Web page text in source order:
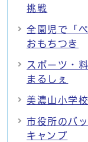
挑戦
全園児で「
おもちつき
スポーツ・
まるしぇ
美濃山小学
市役所のバ
キャンプ